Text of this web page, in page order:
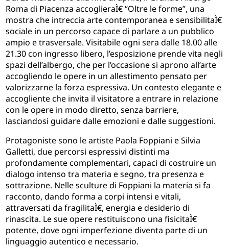
Roma di Piacenza accoglieraÌ€“Oltre le forme”, una
mostra che intreccia arte contemporanea e sensibilitaÌ€
sociale in un percorso capace di parlare a un pubblico
ampio e trasversale. Visitabile ogni sera dalle 18.00 alle
21.30 con ingresso libero, l’esposizione prende vita negli
spazidell’albergo, che per l’occasione si aprono all’arte
accogliendo le opere in un allestimento pensato per
valorizzarne la forza espressiva. Un contesto elegante e
accogliente che invita il visitatore a entrare in relazione
con le opere in modo diretto, senza barriere,
lasciandosi guidare dalle emozioni e dalle suggestioni.
Protagoniste sono le artiste Paola Foppiani e Silvia
Galletti, due percorsi espressivi distinti ma
profondamente complementari, capaci di costruire un
dialogo intenso tra materia e segno, tra presenza e
sottrazione. Nelle sculture di Foppiani la materia si fa
racconto, dando forma a corpi intensi e vitali,
attraversati da fragilitaÌ€, energia e desiderio di
rinascita. Le sue opere restituiscono una fisicitaÌ€
potente, dove ogni imperfezione diventa parte di un
linguaggio autentico e necessario.